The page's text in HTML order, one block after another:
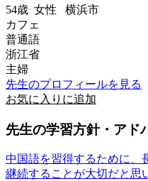
54歳 女性 横浜市
カフェ
普通語
浙江省
主婦
先生のプロフィールを見る
お気に入りに追加
先生の学習方針・アド
中国語を習得するために、
継続することが大切だと思